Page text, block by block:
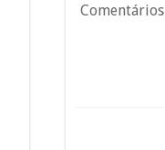
Comentários